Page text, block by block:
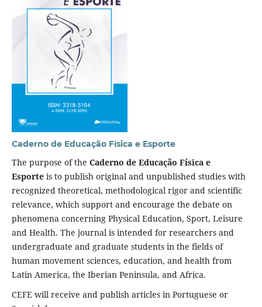
Caderno de Educação Física e Esporte
The purpose of the Caderno de Educação Física e
Esporte is to publish original and unpublished studies with
recognized theoretical, methodological rigor and scientific
relevance, which support and encourage the debate on
phenomena concerning Physical Education, Sport, Leisure
and Health. The journal is intended for researchers and
undergraduate and graduate students in the fields of
human movement sciences, education, and health from
Latin America, the Iberian Peninsula, and Africa.
CEFE will receive and publish articles in Portuguese or